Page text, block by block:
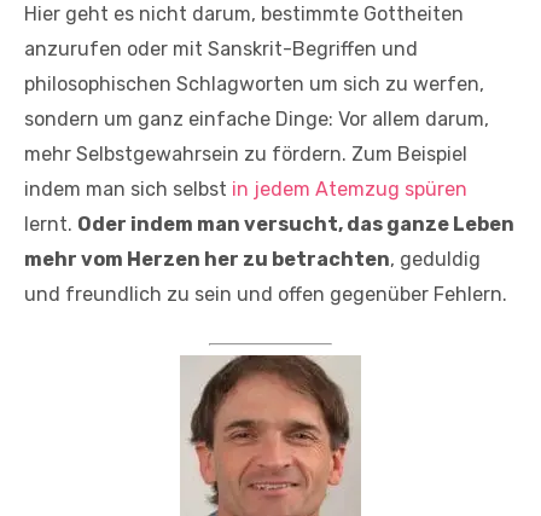
Hier geht es nicht darum, bestimmte Gottheiten
anzurufen oder mit Sanskrit-Begriffen und
philosophischen Schlagworten um sich zu werfen,
sondern um ganz einfache Dinge: Vor allem darum,
mehr Selbstgewahrsein zu fördern. Zum Beispiel
indem man sich selbst in jedem Atemzug spüren
lernt. Oder indem man versucht, das ganze Leben
mehr vom Herzen her zu betrachten, geduldig
und freundlich zu sein und offen gegenüber Fehlern.